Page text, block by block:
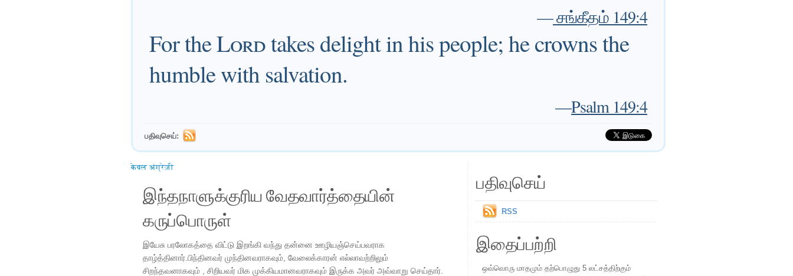
—சங்கீதம் 149:4
For theLordtakes delight in his people; he crowns the
humble with salvation.
—Psalm 149:4
பதிவுசெய்:
केवल अंग्रेज़ी
இந்தநாளுக்குரிய வேதவார்த்தையின்
கருப்பொருள்
இயேசு பரலோகத்தை விட்டு இறங்கி வந்து தன்னை ஊழியஞ்செய்பவராக
தாழ்த்தினார்.பிந்தினவர் முந்தினவராகவும், வேலைக்காரன் எல்லாவற்றிலும்
சிறந்தவனாகவும் , சிறியவர் மிக முக்கியமானவராகவும் இருக்க அவர் அவ்வாறு செய்தார்.
பதிவுசெய்
RSS
இதைப்பற்றி
ஒவ்வொரு மாதமும் தற்பொழுது 5 லட்சத்திற்கும்